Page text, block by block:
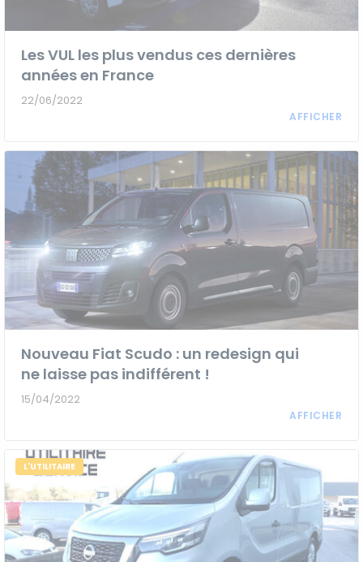
Les VUL les plus vendus ces dernières
années en France
22/06/2022
Nouveau Fiat Scudo : un redesign qui
ne laisse pas indifférent !
15/04/2022
L'UTILITAIRE